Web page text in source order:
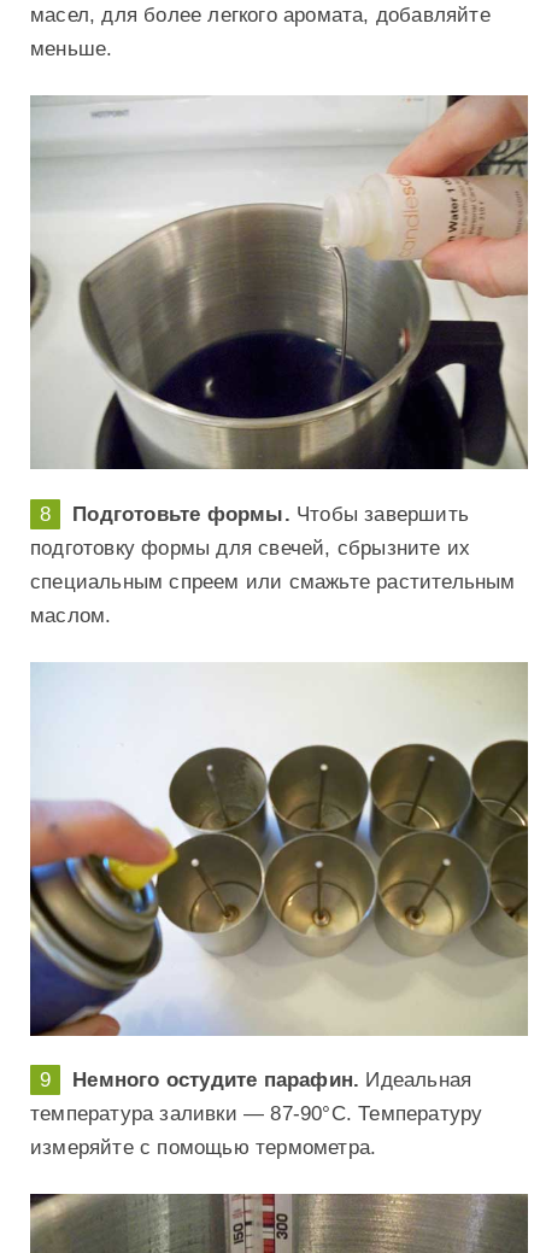
масел, для более легкого аромата, добавляйте
меньше.
Подготовьте формы. Чтобы завершить
подготовку формы для свечей, сбрызните их
специальным спреем или смажьте растительным
маслом.
Немного остудите парафин. Идеальная
температура заливки — 87-90°С. Температуру
измеряйте с помощью термометра.